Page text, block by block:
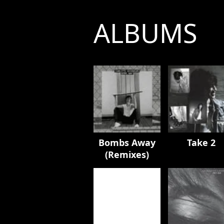
ALBUMS
Bombs Away
(Remixes)
Take 2